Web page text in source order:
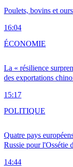
Poulets, bovins et
16:04
La « résilience
des exportations
15:17
ÉCONOMIE
Quatre pays
Russie pour l'Ossétie
14:44
POLITIQUE